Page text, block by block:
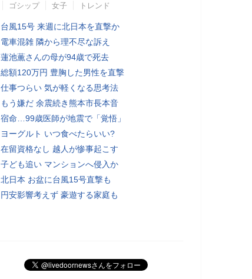
ゴシップ 女子 トレンド
台風15号 来週に北日本を直撃か
電車混雑 隣から理不尽な訴え
蓮池薫さんの母が94歳で死去
総額120万円 豊胸した男性を直撃
仕事つらい 気が軽くなる思考法
もう嫌だ 余震続き熊本市長本音
宿命…99歳医師が地震で「覚悟」
ヨーグルト いつ食べたらいい?
在留資格なし 越人が惨事起こす
子ども追い マンションへ侵入か
北日本 お盆に台風15号直撃も
円安影響考えず 豪遊する家庭も